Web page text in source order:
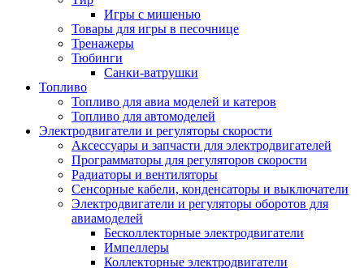
Игры с мишенью
Товары для игры в песочнице
Тренажеры
Тюбинги
Санки-ватрушки
Топливо
Топливо для авиа моделей и катеров
Топливо для автомоделей
Электродвигатели и регуляторы скорости
Аксессуары и запчасти для электродвигателей
Программаторы для регуляторов скорости
Радиаторы и вентиляторы
Сенсорные кабели, конденсаторы и выключатели
Электродвигатели и регуляторы оборотов для
авиамоделей
Бесколлекторные электродвигатели
Импеллеры
Коллекторные электродвигатели